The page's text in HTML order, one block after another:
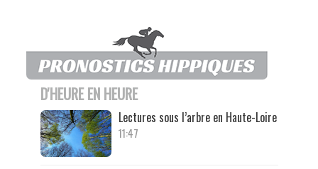
D'HEURE EN HEURE
Lectures sous l’arbre en Haute-Loire
11:47